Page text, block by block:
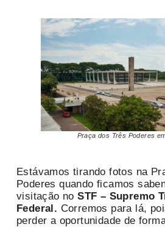
Praça dos Três Poderes
Estávamos tirando fotos na
Poderes quando ficamos
visitação noSTF – Supremo
Federal. Corremos para lá,
perder a oportunidade de